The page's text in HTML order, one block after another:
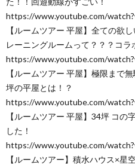
https://www.youtube.com/
【ルームツアー 平屋】全ての欲
レーニングルームって？？？コラ
https://www.youtube.com/
【ルームツアー 平屋】極限まで
坪の平屋とは！？
https://www.youtube.com/
【ルームツアー 平屋】34坪 コの
した！
https://www.youtube.com/
【ルームツアー】積水ハウス×星